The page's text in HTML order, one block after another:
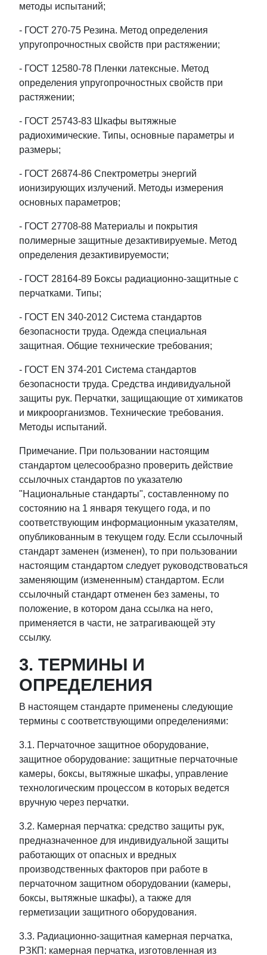
методы испытаний;
- ГОСТ 270-75 Резина. Метод определения
упругопрочностных свойств при растяжении;
- ГОСТ 12580-78 Пленки латексные. Метод
определения упругопрочностных свойств при
растяжении;
- ГОСТ 25743-83 Шкафы вытяжные
радиохимические. Типы, основные параметры и
размеры;
- ГОСТ 26874-86 Спектрометры энергий
ионизирующих излучений. Методы измерения
основных параметров;
- ГОСТ 27708-88 Материалы и покрытия
полимерные защитные дезактивируемые. Метод
определения дезактивируемости;
- ГОСТ 28164-89 Боксы радиационно-защитные с
перчатками. Типы;
- ГОСТ EN 340-2012 Система стандартов
безопасности труда. Одежда специальная
защитная. Общие технические требования;
- ГОСТ EN 374-201 Система стандартов
безопасности труда. Средства индивидуальной
защиты рук. Перчатки, защищающие от химикатов
и микроорганизмов. Технические требования.
Методы испытаний.
Примечание. При пользовании настоящим
стандартом целесообразно проверить действие
ссылочных стандартов по указателю
"Национальные стандарты", составленному по
состоянию на 1 января текущего года, и по
соответствующим информационным указателям,
опубликованным в текущем году. Если ссылочный
стандарт заменен (изменен), то при пользовании
настоящим стандартом следует руководствоваться
заменяющим (измененным) стандартом. Если
ссылочный стандарт отменен без замены, то
положение, в котором дана ссылка на него,
применяется в части, не затрагивающей эту
ссылку.
3. ТЕРМИНЫ И
ОПРЕДЕЛЕНИЯ
В настоящем стандарте применены следующие
термины с соответствующими определениями:
3.1. Перчаточное защитное оборудование,
защитное оборудование: защитные перчаточные
камеры, боксы, вытяжные шкафы, управление
технологическим процессом в которых ведется
вручную через перчатки.
3.2. Камерная перчатка: средство защиты рук,
предназначенное для индивидуальной защиты
работающих от опасных и вредных
производственных факторов при работе в
перчаточном защитном оборудовании (камеры,
боксы, вытяжные шкафы), а также для
герметизации защитного оборудования.
3.3. Радиационно-защитная камерная перчатка,
РЗКП: камерная перчатка, изготовленная из